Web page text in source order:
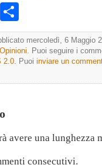
WhatsApp
mercoledì, 6 Maggio
. Puoi seguire i
2.0. Puoi inviare un
avere una lunghezza
consecutivi.